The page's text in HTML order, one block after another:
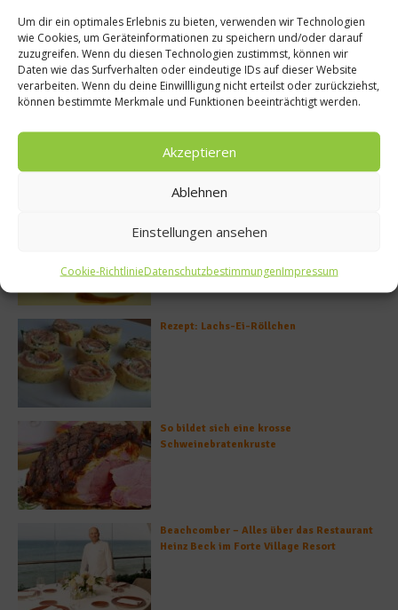
Um dir ein optimales Erlebnis zu bieten, verwenden wir Technologien
wie Cookies, um Geräteinformationen zu speichern und/oder darauf
zuzugreifen. Wenn du diesen Technologien zustimmst, können wir
Daten wie das Surfverhalten oder eindeutige IDs auf dieser Website
verarbeiten. Wenn du deine Einwillligung nicht erteilst oder zurückziehst,
können bestimmte Merkmale und Funktionen beeinträchtigt werden.
Akzeptieren
Ablehnen
Einstellungen ansehen
Cookie-RichtlinieDatenschutzbestimmungenImpressum
Rezept: Deichlammrücken in der
Brotkruste auf Tomatenconfit und
Rezept: Lachs-Ei-Röllchen
So bildet sich eine krosse
Schweinebratenkruste
Beachcomber – Alles über das Restaurant
Heinz Beck im Forte Village Resort